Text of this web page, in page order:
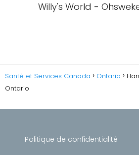
Willy's World -
Santé et Services Canada Ontario
Ontario
Politique de confidentialité